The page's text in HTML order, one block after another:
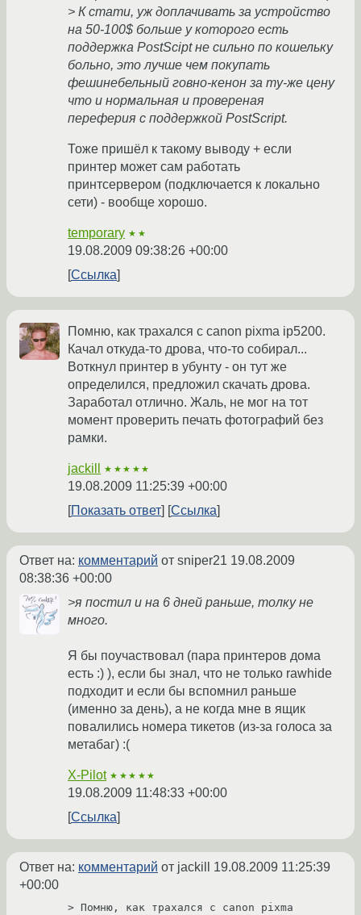
> К стати, уж доплачивать за устройство
на 50-100$ больше у которого есть
поддержка PostScipt не сильно по кошельку
больно, это лучше чем покупать
фешинебельный говно-кенон за ту-же цену
что и нормальная и провереная
переферия с поддержкой PostScript.
Тоже пришёл к такому выводу + если
принтер может сам работать
принтсервером (подключается к локально
сети) - вообще хорошо.
temporary ★★
19.08.2009 09:38:26 +00:00
Ссылка
Помню, как трахался с canon pixma ip5200.
Качал откуда-то дрова, что-то собирал...
Воткнул принтер в убунту - он тут же
определился, предложил скачать дрова.
Заработал отлично. Жаль, не мог на тот
момент проверить печать фотографий без
рамки.
jackill ★★★★★
19.08.2009 11:25:39 +00:00
Показать ответ
Ссылка
Ответ на: комментарий от sniper21 19.08.2009
08:38:36 +00:00
>я постил и на 6 дней раньше, толку не
много.
Я бы поучаствовал (пара принтеров дома
есть :) ), если бы знал, что не только rawhide
подходит и если бы вспомнил раньше
(именно за день), а не когда мне в ящик
повалились номера тикетов (из-за голоса за
метабаг) :(
X-Pilot ★★★★★
19.08.2009 11:48:33 +00:00
Ссылка
Ответ на: комментарий от jackill 19.08.2009 11:25:39
+00:00
> Помню, как трахался с canon pixma